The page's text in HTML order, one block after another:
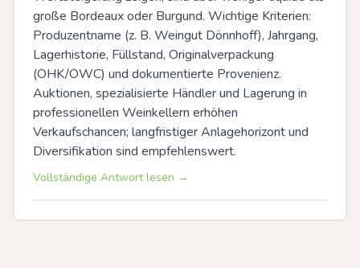
große Bordeaux oder Burgund. Wichtige Kriterien:
Produzentname (z. B. Weingut Dönnhoff), Jahrgang,
Lagerhistorie, Füllstand, Originalverpackung
(OHK/OWC) und dokumentierte Provenienz.
Auktionen, spezialisierte Händler und Lagerung in
professionellen Weinkellern erhöhen
Verkaufschancen; langfristiger Anlagehorizont und
Diversifikation sind empfehlenswert.
Vollständige Antwort lesen →